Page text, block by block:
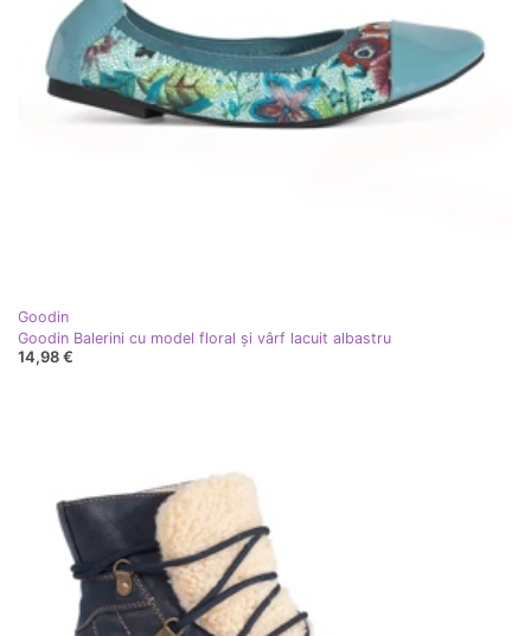
Goodin
Goodin Balerini cu model floral și vârf lacuit albastru
14,98 €